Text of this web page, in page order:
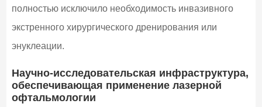
полностью исключило необходимость инвазивного
экстренного хирургического дренирования или
энуклеации.
Научно-исследовательская инфраструктура,
обеспечивающая применение лазерной
офтальмологии